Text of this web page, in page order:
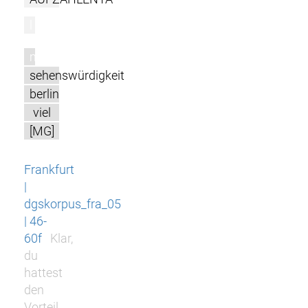
m
sehenswürdigkeit
berlin
viel
[MG]
Frankfurt
|
dgskorpus_fra_05
| 46-
60f
Klar,
du
hattest
den